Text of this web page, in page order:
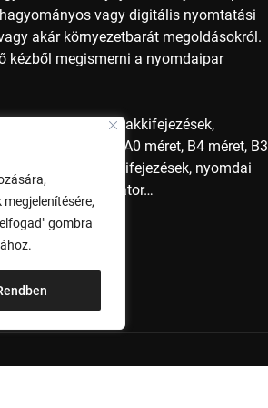
gombra
vagy digitális nyomtatási
akár környezetbarát megoldásokról.
kézből megismerni a nyomdaipar
nyomdai szakkifejezések,
méret, A1 méret, A0 méret, B4 méret, B3
nyomdai szakkifejezések, nyomdai
nyomdai operátor…